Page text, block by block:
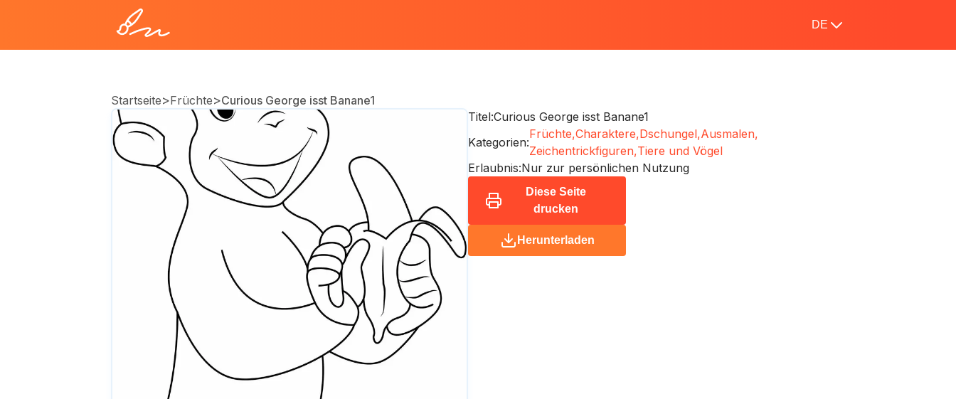
DE
Startseite>Früchte>Curious George isst Banane1
Titel:Curious George isst Banane1
Kategorien:
Früchte,Charaktere,Dschungel,Ausmalen,
Zeichentrickfiguren,Tiere und Vögel
Erlaubnis:Nur zur persönlichen Nutzung
Diese Seite
drucken
Herunterladen